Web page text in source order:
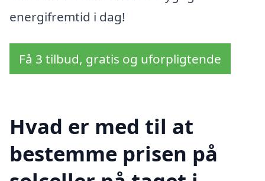
energifremtid i dag!
Få 3 tilbud, gratis og uforpligtende
Hvad er med til at
bestemme prisen på